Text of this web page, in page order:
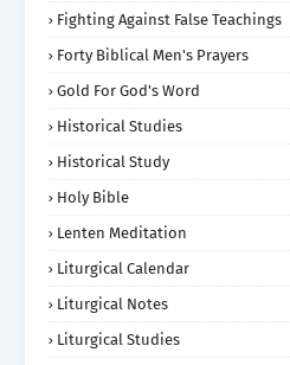
Fighting Against False Teachings
Forty Biblical Men's Prayers
Gold For God's Word
Historical Studies
Historical Study
Holy Bible
Lenten Meditation
Liturgical Calendar
Liturgical Notes
Liturgical Studies